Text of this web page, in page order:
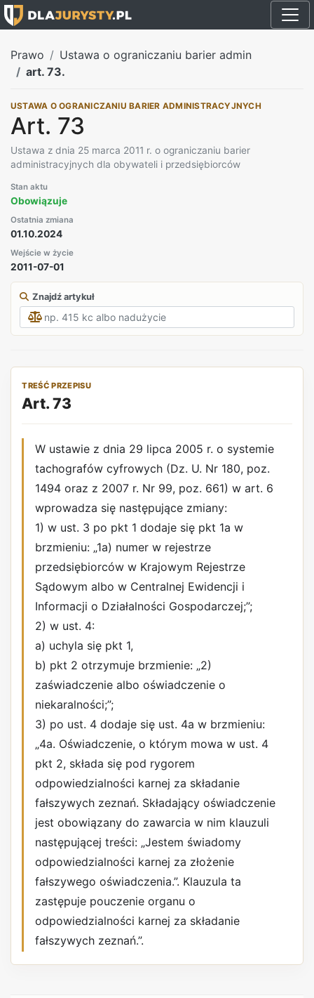
Prawo
Ustawa o ograniczaniu barier admin
art. 73.
USTAWA O OGRANICZANIU BARIER ADMINISTRACYJNYCH
Art. 73
Ustawa z dnia 25 marca 2011 r. o ograniczaniu barier
administracyjnych dla obywateli i przedsiębiorców
Stan aktu
Obowiązuje
Ostatnia zmiana
01.10.2024
Wejście w życie
2011-07-01
Znajdź artykuł
TREŚĆ PRZEPISU
Art. 73
W ustawie z dnia 29 lipca 2005 r. o systemie
tachografów cyfrowych (Dz. U. Nr 180, poz.
1494 oraz z 2007 r. Nr 99, poz. 661) w art. 6
wprowadza się następujące zmiany:
1) w ust. 3 po pkt 1 dodaje się pkt 1a w
brzmieniu: „1a) numer w rejestrze
przedsiębiorców w Krajowym Rejestrze
Sądowym albo w Centralnej Ewidencji i
Informacji o Działalności Gospodarczej;”;
2) w ust. 4:
a) uchyla się pkt 1,
b) pkt 2 otrzymuje brzmienie: „2)
zaświadczenie albo oświadczenie o
niekaralności;”;
3) po ust. 4 dodaje się ust. 4a w brzmieniu:
„4a. Oświadczenie, o którym mowa w ust. 4
pkt 2, składa się pod rygorem
odpowiedzialności karnej za składanie
fałszywych zeznań. Składający oświadczenie
jest obowiązany do zawarcia w nim klauzuli
następującej treści: „Jestem świadomy
odpowiedzialności karnej za złożenie
fałszywego oświadczenia.”. Klauzula ta
zastępuje pouczenie organu o
odpowiedzialności karnej za składanie
fałszywych zeznań.”.